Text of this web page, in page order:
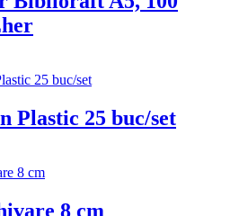
Plastic 25 buc/set
8 cm